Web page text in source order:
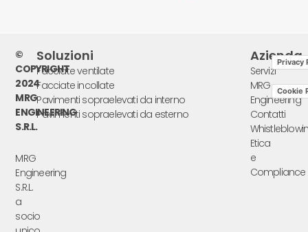
©
COPYRIGHT
2024
MRG
ENGINEERING
S.R.L.
MRG
Engineering
S.R.L.
a
socio
Soluzioni
Facciate ventilate
Facciate incollate
Pavimenti sopraelevati da interno
Pavimenti sopraelevati da esterno
Azienda
Servizi
MRG
Engineering
Contatti
Etica
e
Compliance
Privacy
Cookie